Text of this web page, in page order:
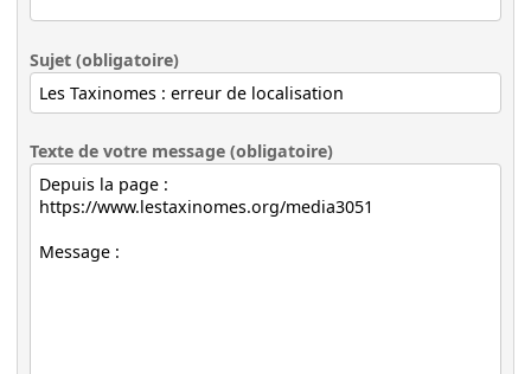
Sujet (obligatoire)
Texte de votre message (obligatoire)